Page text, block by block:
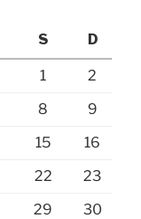
S D
1
2
8
9
15
16
22
23
29
30